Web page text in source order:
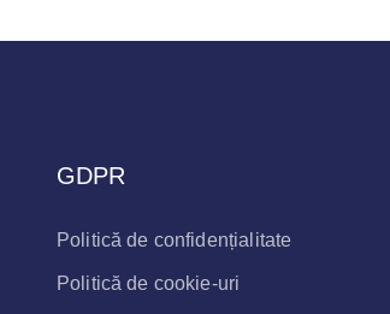
GDPR
Politică de confidențialitate
Politică de cookie-uri